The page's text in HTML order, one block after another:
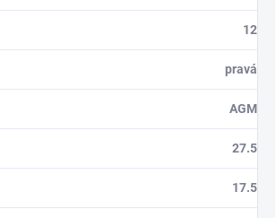
12
pravá
AGM
27.5
17.5